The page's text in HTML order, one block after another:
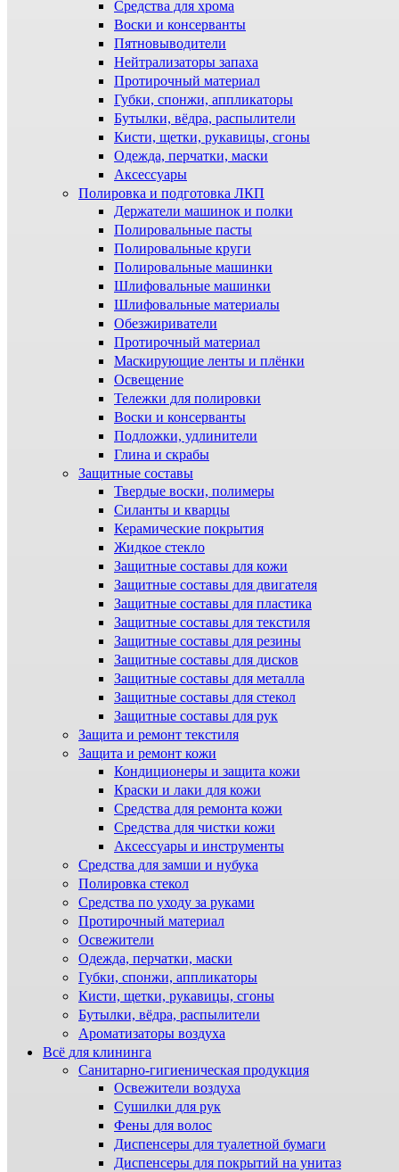
Средства для хрома
Воски и консерванты
Пятновыводители
Нейтрализаторы запаха
Протирочный материал
Губки, спонжи, аппликаторы
Бутылки, вёдра, распылители
Кисти, щетки, рукавицы, сгоны
Одежда, перчатки, маски
Аксессуары
Полировка и подготовка ЛКП
Держатели машинок и полки
Полировальные пасты
Полировальные круги
Полировальные машинки
Шлифовальные машинки
Шлифовальные материалы
Обезжириватели
Протирочный материал
Маскирующие ленты и плёнки
Освещение
Тележки для полировки
Воски и консерванты
Подложки, удлинители
Глина и скрабы
Защитные составы
Твердые воски, полимеры
Силанты и кварцы
Керамические покрытия
Жидкое стекло
Защитные составы для кожи
Защитные составы для двигателя
Защитные составы для пластика
Защитные составы для текстиля
Защитные составы для резины
Защитные составы для дисков
Защитные составы для металла
Защитные составы для стекол
Защитные составы для рук
Защита и ремонт текстиля
Защита и ремонт кожи
Кондиционеры и защита кожи
Краски и лаки для кожи
Средства для ремонта кожи
Средства для чистки кожи
Аксессуары и инструменты
Средства для замши и нубука
Полировка стекол
Средства по уходу за руками
Протирочный материал
Освежители
Одежда, перчатки, маски
Губки, спонжи, аппликаторы
Кисти, щетки, рукавицы, сгоны
Бутылки, вёдра, распылители
Ароматизаторы воздуха
Всё для клининга
Санитарно-гигиеническая продукция
Освежители воздуха
Сушилки для рук
Фены для волос
Диспенсеры для туалетной бумаги
Диспенсеры для покрытий на унитаз